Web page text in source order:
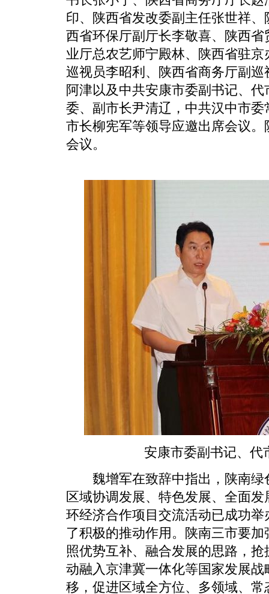
印、陕西省发改委副主任张世祥
西省环保厅副厅长李敬喜、陕西
业厅总农艺师宁殿林、陕西省驻
巡视员李昭利、陕西省商务厅副
阿津以及中共安康市委副书记、
委、副市长尹清辽，中共汉中市
市长柳宪军等领导应邀出席会议
会议。
安康市委副书记、代
魏增军在致辞中指出，陕南绿
区域协调发展、特色发展、全面
环经济合作项目交流活动已成功
了积极的推动作用。陕南三市要
照优势互补、融合发展的思路，抢
动融入京津冀一体化等国家发展
移，促进区域全方位、多领域、